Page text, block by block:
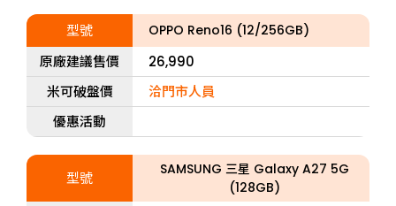
型號 OPPO Reno16 (12/256GB)
原廠建議售價
26,990
米可破盤價
洽門市人員
優惠活動
型號
SAMSUNG 三星 Galaxy A27 5G
(128GB)